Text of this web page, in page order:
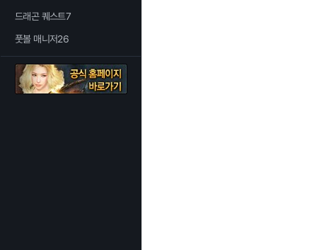
드래곤 퀘스트7
풋볼 매니저26